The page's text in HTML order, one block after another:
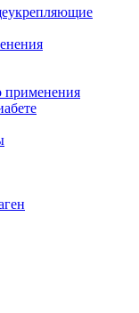
применения